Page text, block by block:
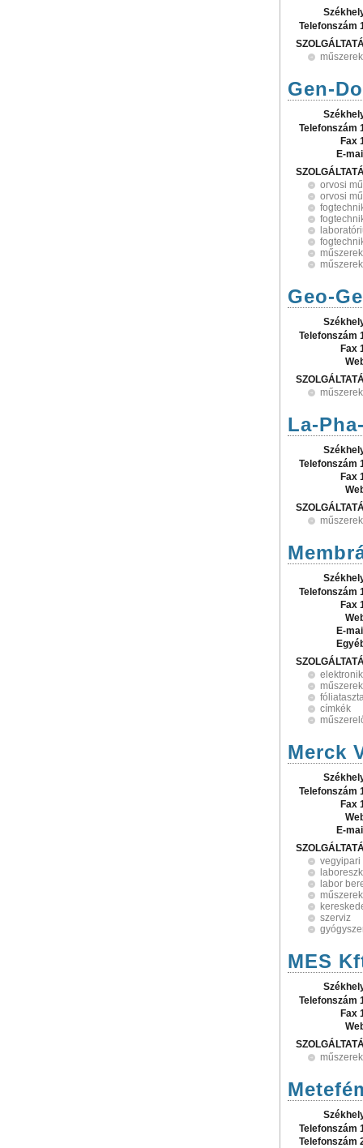
Telefonszám
műszerek
Gen-
Telefonszám
Fax
E-
orvosi
orvosi
műszerek
Geo-
Telefonszám
Fax
műszerek
La-
Telefonszám
Fax
műszerek
Telefonszám
Fax
E-
műszerek
címkék
Merck
Telefonszám
Fax
E-
vegyipari
labor
műszerek
szerviz
MES
Telefonszám
Fax
műszerek
Telefonszám
Telefonszám